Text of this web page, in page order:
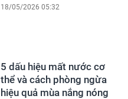
18/05/2026 05:32
5 dấu hiệu mất nước cơ
thể và cách phòng ngừa
hiệu quả mùa nắng nóng